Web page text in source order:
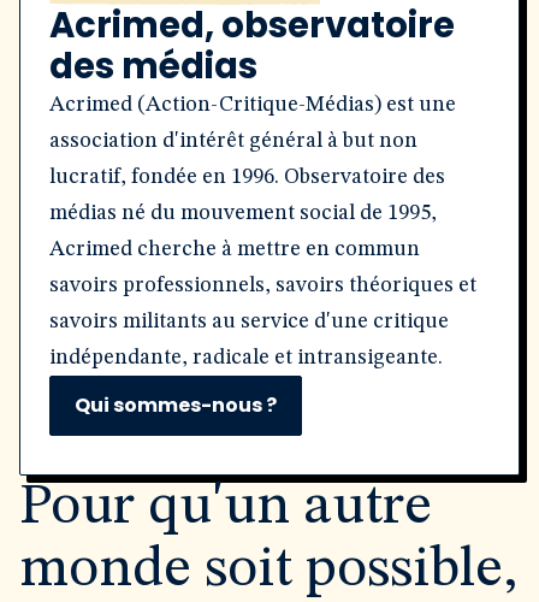
Acrimed, observatoire
des médias
Acrimed (Action-Critique-Médias) est une
association d'intérêt général à but non
lucratif, fondée en 1996. Observatoire des
médias né du mouvement social de 1995,
Acrimed cherche à mettre en commun
savoirs professionnels, savoirs théoriques et
savoirs militants au service d'une critique
indépendante, radicale et intransigeante.
Qui sommes-nous ?
Pour qu'un autre
monde soit possible,